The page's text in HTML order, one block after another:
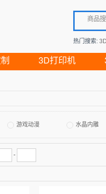
热门搜索:
3D打印机
游戏动漫 水晶内雕
-